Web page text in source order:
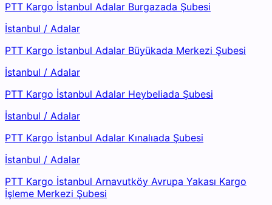
PTT Kargo İstanbul Adalar Burgazada Şubesi
İstanbul / Adalar
PTT Kargo İstanbul Adalar Büyükada Merkezi Şubesi
İstanbul / Adalar
PTT Kargo İstanbul Adalar Heybeliada Şubesi
İstanbul / Adalar
PTT Kargo İstanbul Adalar Kınalıada Şubesi
İstanbul / Adalar
PTT Kargo İstanbul Arnavutköy Avrupa Yakası Kargo
İşleme Merkezi Şubesi